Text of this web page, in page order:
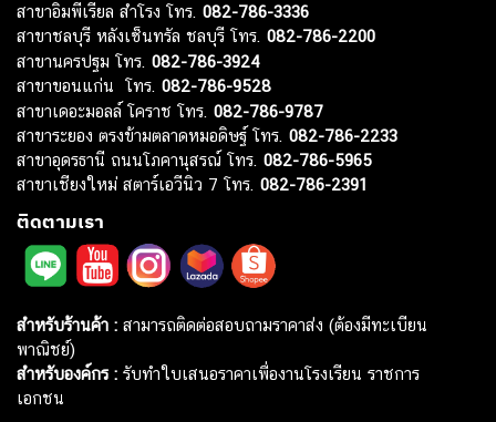
สาขาอิมพีเรียล สำโรง โทร. 082-786-3336
สาขาชลบุรี หลังเซ็นทรัล ชลบุรี โทร. 082-786-2200
สาขานครปฐม โทร. 082-786-3924
สาขาขอนแก่น โทร. 082-786-9528
สาขาเดอะมอลล์ โคราช โทร. 082-786-9787
สาขาระยอง ตรงข้ามตลาดหมอดิษฐ์ โทร. 082-786-2233
สาขาอุดรธานี ถนนโภคานุสรณ์ โทร. 082-786-5965
สาขาเชียงใหม่ สตาร์เอวีนิว 7 โทร. 082-786-2391
ติดตามเรา
สำหรับร้านค้า : สามารถติดต่อสอบถามราคาส่ง (ต้องมีทะเบียน
พาณิชย์)
สำหรับองค์กร : รับทำใบเสนอราคาเพื่องานโรงเรียน ราชการ
เอกชน